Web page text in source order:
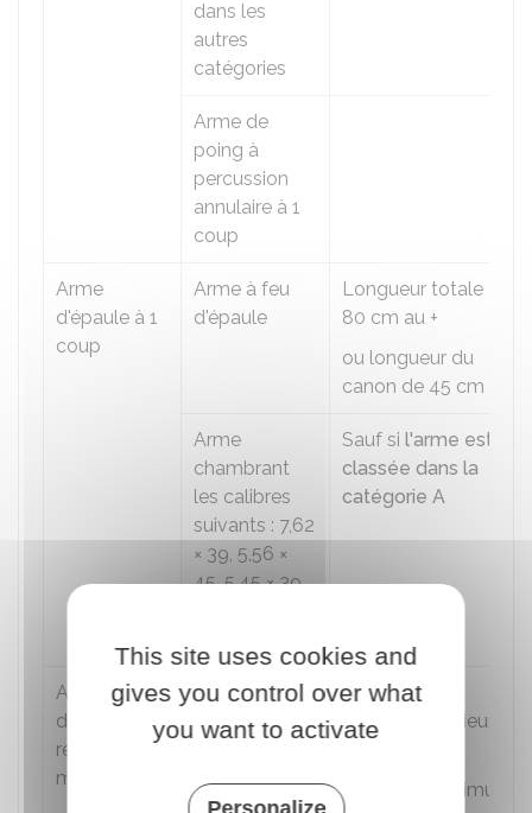
dans les
autres
catégories
Arme de
poing à
percussion
annulaire à 1
coup
Arme
d'épaule à 1
coup
Arme à feu
d'épaule
Longueur totale de
80 cm au +
ou longueur du
canon de 45 cm au +
Arme
chambrant
les calibres
suivants : 7,62
× 39, 5,56 ×
45, 5,45 × 39,
Sauf si l'arme est
classée dans la
catégorie A
Arme
d'épaule à
répétition
manuelle
Arme à feu
d'épaule à
manuelle
Projectile de
diamètre inférieur à
31 coups maximum
This site uses cookies and
gives you control over what
you want to activate
Personalize